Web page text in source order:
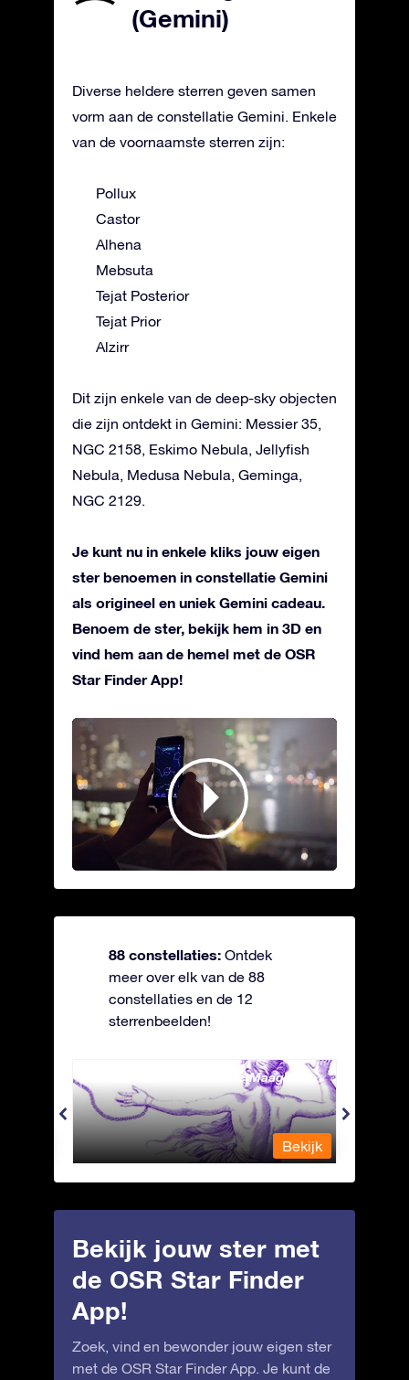
(Gemini)
Diverse heldere sterren geven samen
vorm aan de constellatie Gemini. Enkele
van de voornaamste sterren zijn:
Pollux
Castor
Alhena
Mebsuta
Tejat Posterior
Tejat Prior
Alzirr
Dit zijn enkele van de deep-sky objecten
die zijn ontdekt in Gemini: Messier 35,
NGC 2158, Eskimo Nebula, Jellyfish
Nebula, Medusa Nebula, Geminga,
NGC 2129.
Je kunt nu in enkele kliks jouw eigen
ster benoemen in constellatie Gemini
als origineel en uniek Gemini cadeau.
Benoem de ster, bekijk hem in 3D en
vind hem aan de hemel met de OSR
Star Finder App!
88 constellaties: Ontdek
meer over elk van de 88
constellaties en de 12
sterrenbeelden!
Andromeda - Geketende Maagd
Bekijk
Bekijk jouw ster met
de OSR Star Finder
App!
Zoek, vind en bewonder jouw eigen ster
met de OSR Star Finder App. Je kunt de